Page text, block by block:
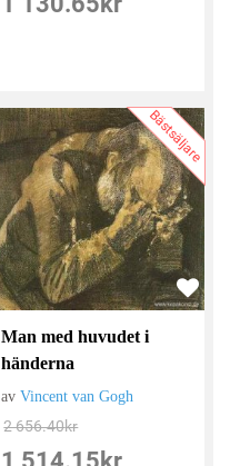
Bästsäljare
Man med huvudet i
händerna
avVincent van Gogh
2 656.40kr